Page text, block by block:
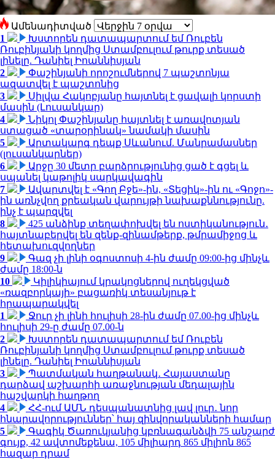
Ամենադիտված
1
Խստորեն դատապարտում եմ Ռուբեն
Ռուբինյանի կողմից Ստամբուլում թուրք տեսած
լինելը. Դանիել Իոաննիսյան
2
Փաշինյանի որոշումներով 7 պաշտոնյա
ազատվել է պաշտոնից
3
Սիլվա Հակոբյանը հայտնել է ցավալի կորստի
մասին (Լուսանկար)
4
Նիկոլ Փաշինյանը հայտնել է առավոտյան
ստացած «տարօրինակ» նամակի մասին
5
Արտակարգ դեպք Սևանում. Մանրամասներ
(լուսանկարներ)
6
Արջը 30 մետր բարձրությունից ցած է գցել և
սպանել կաթոլիկ սարկավագին
7
Ավարտվել է «Գող Բջե»-ին, «Տեցիկ»-ին ու «Գոջո»-
ին առնչվող քրեական վարույթի նախաքննությունը.
ինչ է պարզվել
8
425 անձինք տեղափոխվել են ոստիկանություն․
հայտնաբերվել են զենք-զինամթերք, թմրամիջոց և
հետախուզվողներ
9
Գազ չի լինի օգոստոսի 4-ին ժամը 09:00-ից մինչև
ժամը 18:00-ն
10
Կիլիկիայում կրակոցներով ուղեկցված
«ռազբորկայի» բացառիկ տեսանյութ է
հրապարակվել
1
Ջուր չի լինի հուլիսի 28-ին ժամը 07.00-ից մինչև
հուլիսի 29-ը ժամը 07.00-ն
2
Խստորեն դատապարտում եմ Ռուբեն
Ռուբինյանի կողմից Ստամբուլում թուրք տեսած
լինելը. Դանիել Իոաննիսյան
3
Պատմական հաղթանակ․ Հայաստանը
դարձավ աշխարհի առաջնության մեդալային
հաշվարկի հաղթող
4
ՀՀ-ում ԱՄՆ դեսպանատնից լավ լուր․ նոր
հնարավորություններ՝ հայ զինվորականների համար
5
Գագիկ Ծառուկյանից կբռնագանձվի 75 անշարժ
գույք, 42 ավտոմեքենա, 105 միլիարդ 865 միլիոն 865
հազար դրամ